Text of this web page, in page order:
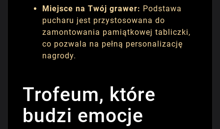
Miejsce na Twój grawer: Podstawa
pucharu jest przystosowana do
zamontowania pamiątkowej tabliczki,
co pozwala na pełną personalizację
nagrody.
Trofeum, które
budzi emocje